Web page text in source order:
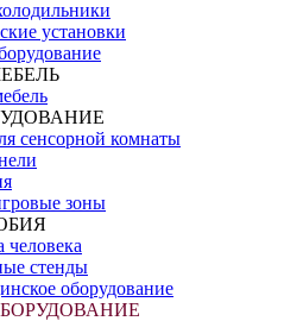
установки
сенсорной комнаты
зоны
человека
стенды
оборудование